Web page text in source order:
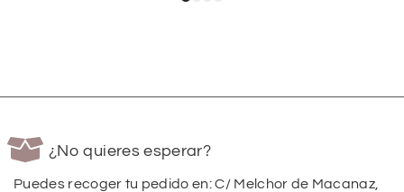
¿No quieres esperar?
Puedes recoger tu pedido en: C/ Melchor de Macanaz,